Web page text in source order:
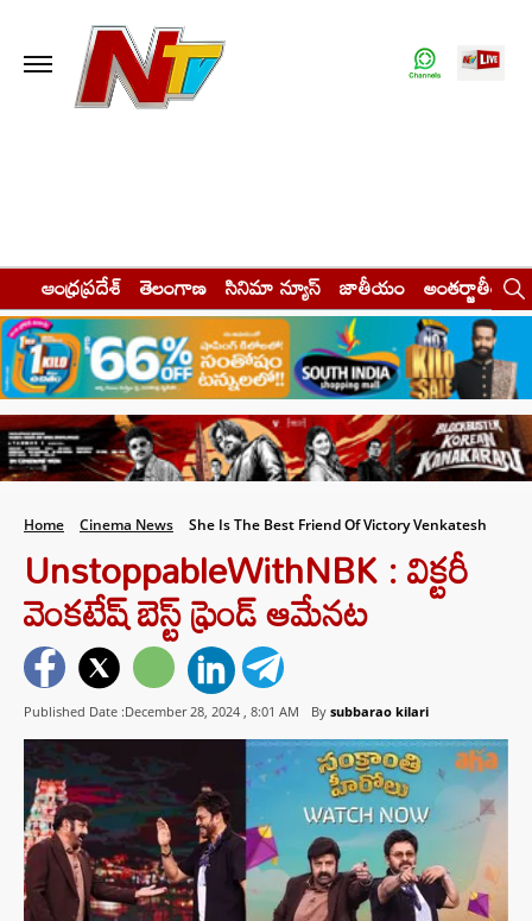
ఆంధ్రప్రదేశ్ తెలంగాణ సినిమా న్యూస్ జాతీయం అంతర్జాతీయం
Home Cinema News She Is The Best Friend Of Victory Venkatesh
UnstoppableWithNBK : విక్టరీ
వెంకటేష్ బెస్ట్ ఫ్రెండ్ ఆమేనట
Published Date :December 28, 2024 , 8:01 AM By subbarao kilari